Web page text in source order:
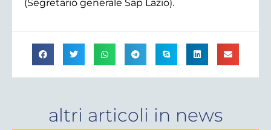
(Segretario generale Sap Lazio).
altri articoli in news